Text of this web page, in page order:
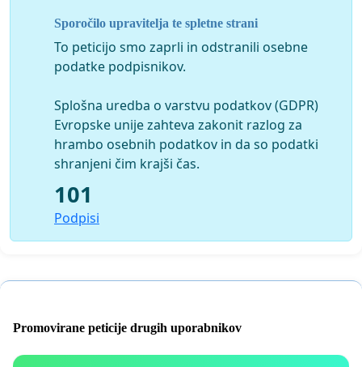
Sporočilo upravitelja te spletne strani
To peticijo smo zaprli in odstranili osebne
podatke podpisnikov.
Splošna uredba o varstvu podatkov (GDPR)
Evropske unije zahteva zakonit razlog za
hrambo osebnih podatkov in da so podatki
shranjeni čim krajši čas.
101
Podpisi
Promovirane peticije drugih uporabnikov